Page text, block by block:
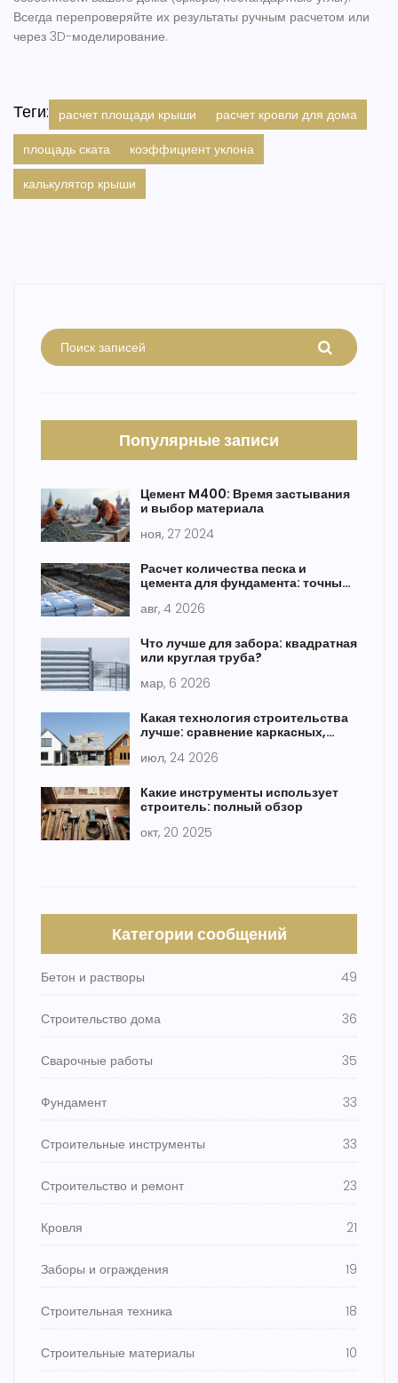
Всегда перепроверяйте их результаты ручным расчетом или
через 3D-моделирование.
Теги: расчет площади крыши
расчет кровли для дома
площадь ската
коэффициент уклона
калькулятор крыши
Популярные записи
Цемент M400: Время застывания
и выбор материала
ноя, 27 2024
Расчет количества песка и
цемента для фундамента: точные
авг, 4 2026
Что лучше для забора: квадратная
или круглая труба?
мар, 6 2026
Какая технология строительства
лучше: сравнение каркасных,
июл, 24 2026
Какие инструменты использует
строитель: полный обзор
окт, 20 2025
Категории сообщений
Бетон и растворы 49
Строительство дома 36
Сварочные работы 35
Фундамент 33
Строительные инструменты 33
Строительство и ремонт 23
Кровля 21
Заборы и ограждения 19
Строительная техника 18
Строительные материалы 10